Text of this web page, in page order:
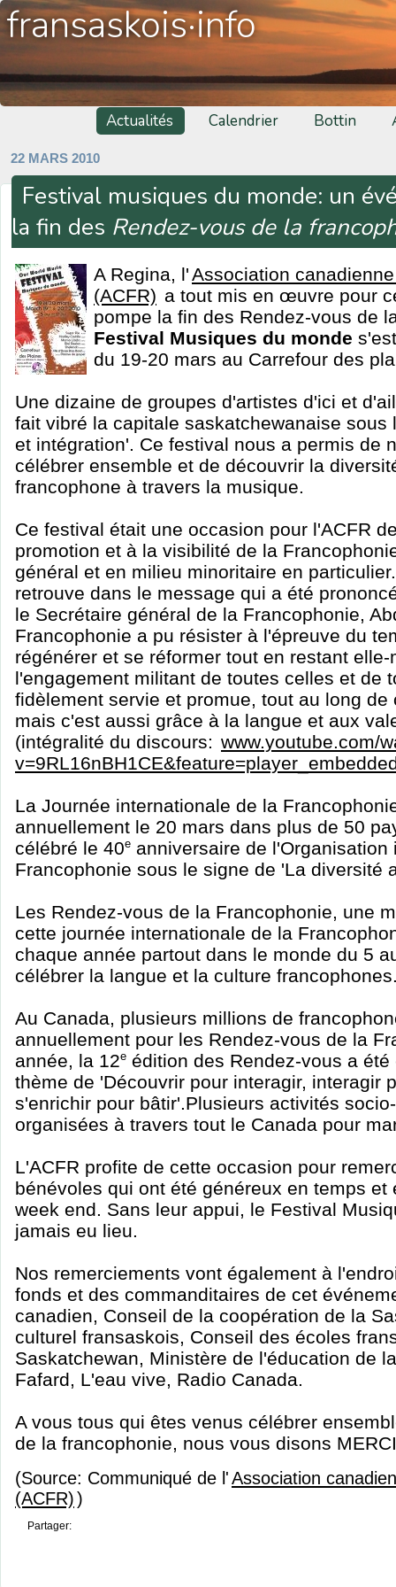
fransaskois·info
Actualités Calendrier Bottin
22 MARS 2010
Festival musiques du monde: un
la fin des Rendez-vous de la
A Regina, l'Association
(ACFR) a tout mis en œuvre pour
pompe la fin des Rendez-vous de
Festival Musiques du monde
du 19-20 mars au Carrefour des
Une dizaine de groupes d'artistes d'ici et
fait vibré la capitale saskatchewanaise sous
et intégration'. Ce festival nous a permis de
célébrer ensemble et de découvrir la
francophone à travers la musique.
Ce festival était une occasion pour l'ACFR
promotion et à la visibilité de la
général et en milieu minoritaire en
retrouve dans le message qui a été
le Secrétaire général de la Francophonie,
Francophonie a pu résister à l'épreuve du
régénérer et se réformer tout en restant
l'engagement militant de toutes celles et de
fidèlement servie et promue, tout au long de
mais c'est aussi grâce à la langue et aux
(intégralité du discours: www.youtube.com/
La Journée internationale de la
annuellement le 20 mars dans plus de 50
célébré le 40e anniversaire de
Francophonie sous le signe de 'La diversité
Les Rendez-vous de la Francophonie, une
cette journée internationale de la
chaque année partout dans le monde du 5
célébrer la langue et la culture
Au Canada, plusieurs millions de
annuellement pour les Rendez-vous de la
année, la 12e édition des Rendez-vous a
thème de 'Découvrir pour interagir, interagir
s'enrichir pour bâtir'.Plusieurs activités
organisées à travers tout le Canada pour
L'ACFR profite de cette occasion pour
bénévoles qui ont été généreux en temps et
week end. Sans leur appui, le Festival
jamais eu lieu.
Nos remerciements vont également à
fonds et des commanditaires de cet
canadien, Conseil de la coopération de la
culturel fransaskois, Conseil des écoles
Saskatchewan, Ministère de l'éducation de
Fafard, L'eau vive, Radio Canada.
A vous tous qui êtes venus célébrer
de la francophonie, nous vous disons
(Source: Communiqué de l'Association
(ACFR))
Partager: